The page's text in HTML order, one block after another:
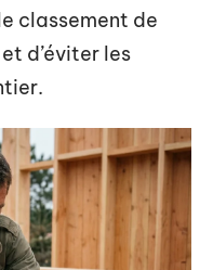
classement de
d’éviter les